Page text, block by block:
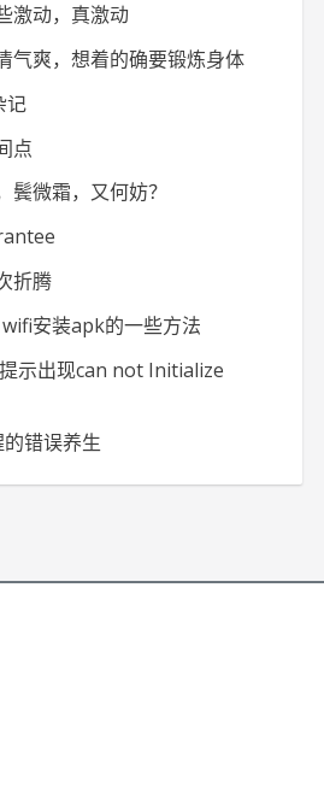
激动，真激动
气爽，想着的确要锻炼身体
记
点
鬓微霜，又何妨？
折腾
安装apk的一些方法
示出现can not Initialize
错误养生